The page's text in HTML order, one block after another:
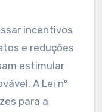
incentivos
e reduções
estimular
A Lei nº
para a